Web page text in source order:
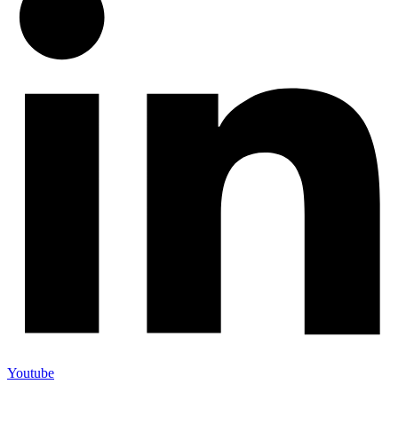
Youtube